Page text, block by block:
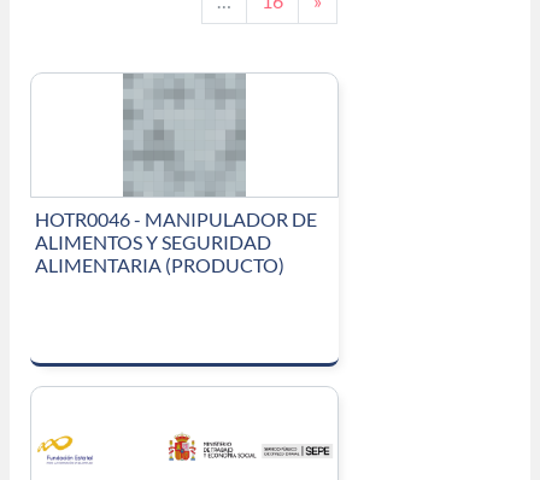
HOTR0046 - MANIPULADOR DE
ALIMENTOS Y SEGURIDAD
ALIMENTARIA (PRODUCTO)